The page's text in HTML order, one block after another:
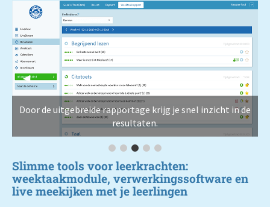
Previous Slide
◀︎ Next
▶︎
Door de uitgebreide rapportage krijg je snel inzicht in de
resultaten.
Snel en gemakkelijk weektaken op
LiveView: de voortgang van je klas
Door de uitgebreide
Current Slide
Alle gegeven antwoorden
Alle gegeven antwoorden
Slimme tools voor leerkrachten:
weektaakmodule, verwerkingssoftware en
live meekijken met je leerlingen